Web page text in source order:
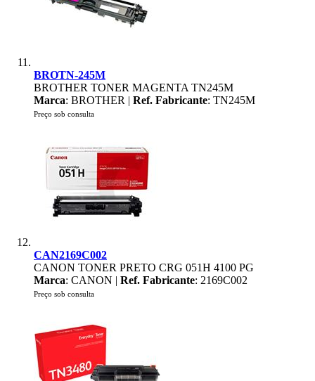
BROTN-245M
BROTHER TONER MAGENTA TN245M
Marca: BROTHER | Ref. Fabricante: TN245M
Preço sob consulta
CAN2169C002
CANON TONER PRETO CRG 051H 4100 PG
Marca: CANON | Ref. Fabricante: 2169C002
Preço sob consulta